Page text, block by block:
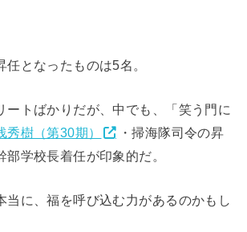
任となったものは5名。
ートばかりだが、中でも、「笑う門に
秀樹（第30期）
・掃海隊司令の昇
学校長着任が印象的だ。
当に、福を呼び込む力があるのかもし